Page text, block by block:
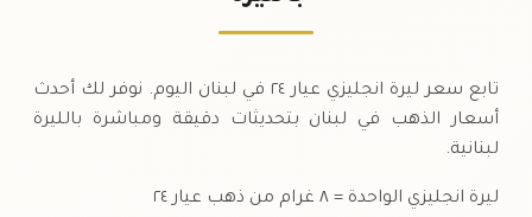
تابع سعر ليرة انجليزي عيار ٢٤ في لبنان اليوم. نوفر لك أحدث
أسعار الذهب في لبنان بتحديثات دقيقة ومباشرة بالليرة
لبنانية.
ليرة انجليزي الواحدة = ٨ غرام من ذهب عيار ٢٤